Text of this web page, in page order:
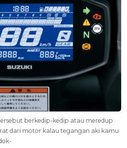
berkedip-kedip atau meredup
dari motor kalau tegangan aki kamu